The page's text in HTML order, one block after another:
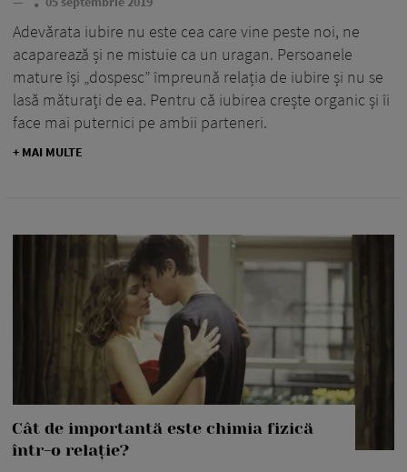
Adevărata iubire nu este cea care vine peste noi, ne
acaparează și ne mistuie ca un uragan. Persoanele
mature își „dospesc” împreună relația de iubire și nu se
lasă măturați de ea. Pentru că iubirea crește organic și îi
face mai puternici pe ambii parteneri.
+ MAI MULTE
Cât de importantă este chimia fizică
într-o relație?